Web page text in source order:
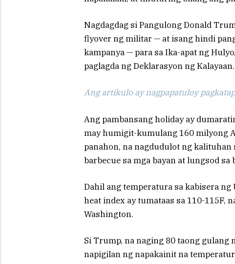
Nagdagdag si Pangulong Donald
flyover ng militar — at isang hindi
kampanya — para sa Ika-apat ng
paglagda ng Deklarasyon ng Kalayaan.
Ang artikulo ay nagpapatuloy
Ang pambansang holiday ay
may humigit-kumulang 160 milyong
panahon, na nagdudulot ng kalituhan
barbecue sa mga bayan at lungsod sa
Dahil ang temperatura sa kabisera ng
heat index ay tumataas sa 110-115F,
Washington.
Si Trump, na naging 80 taong
napigilan ng napakainit na